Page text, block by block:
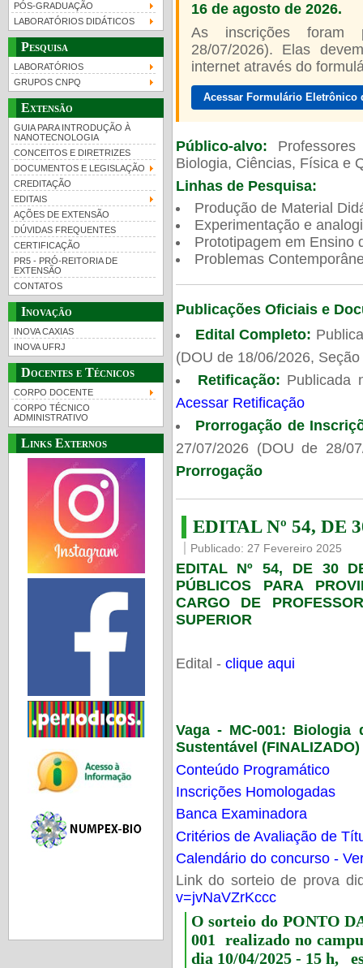
PÓS-GRADUAÇÃO
LABORATÓRIOS DIDÁTICOS
Pesquisa
LABORATÓRIOS
GRUPOS CNPQ
Extensão
GUIA PARA INTRODUÇÃO À
NANOTECNOLOGIA
CONCEITOS E DIRETRIZES
DOCUMENTOS E LEGISLAÇÃO
CREDITAÇÃO
EDITAIS
AÇÕES DE EXTENSÃO
DÚVIDAS FREQUENTES
CERTIFICAÇÃO
PR5 - PRÓ-REITORIA DE
EXTENSÃO
CONTATOS
Inovação
INOVA CAXIAS
INOVA UFRJ
Docentes e Técnicos
CORPO DOCENTE
CORPO TÉCNICO
ADMINISTRATIVO
Links Externos
16 de agosto de 2026.
As inscrições foram
28/07/2026). Elas
internet através do
Acessar Formulário
Público-alvo:
Biologia, Ciências, Física e
Linhas de Pesquisa:
Produção de Material
Experimentação e
Prototipagem em Ensino
Problemas
Publicações Oficiais e
Edital Completo:
(DOU de 18/06/2026,
Retificação: Publicada
Acessar Retificação
Prorrogação de
27/07/2026 (DOU de 28/
Prorrogação
EDITAL Nº 54, DE
Publicado: 27 Fevereiro 2025
EDITAL Nº 54, DE 30
PÚBLICOS PARA
CARGO DE
SUPERIOR
Edital - clique aqui
Vaga - MC-001: Biologia
Sustentável (FINALIZADO)
Conteúdo Programático
Inscrições Homologadas
Banca Examinadora
Critérios de Avaliação de
Calendário do concurso -
Link do sorteio de prova
v=jvNaVZrKccc
O sorteio do PONTO
001 realizado no
dia 10/04/2025 - 15 h,